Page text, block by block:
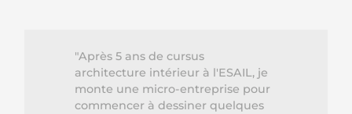
"Après 5 ans de cursus
architecture intérieur à l'ESAIL, je
monte une micro-entreprise pour
commencer à dessiner quelques